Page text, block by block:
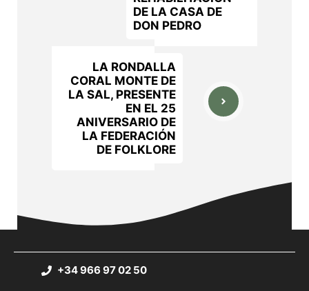
DE LA CASA DE
DON PEDRO
LA RONDALLA
CORAL MONTE DE
LA SAL, PRESENTE
EN EL 25
ANIVERSARIO DE
LA FEDERACIÓN
DE FOLKLORE
+34 966 97 02 50